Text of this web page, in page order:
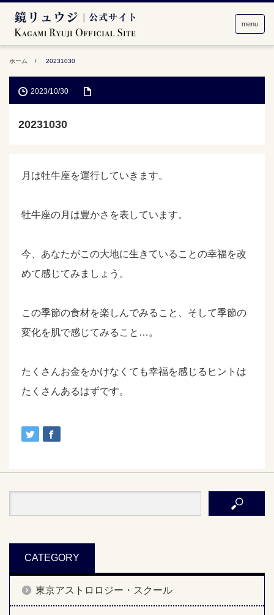
menu
ホーム 20231030
2023/10/30
20231030
月は牡牛座を運行していきます。
牡牛座の月は豊かさを表しています。
今、あなたがこの大地に生きていることの幸福を改
めて感じてみましょう。
この季節の食材を楽しんでみること、そして季節の
変化を肌で感じてみること…。
たくさんお金をかけなくても幸福を感じるヒントは
たくさんあるはずです。
CATEGORY
東京アストロロジー・スクール